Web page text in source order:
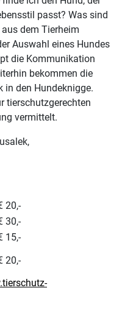
passt? Was sind
dem Tierheim
Auswahl eines Hundes
die Kommunikation
bekommen die
in den Hundeknigge.
tierschutzgerechten
vermittelt.
20,-
30,-
15,-
20,-